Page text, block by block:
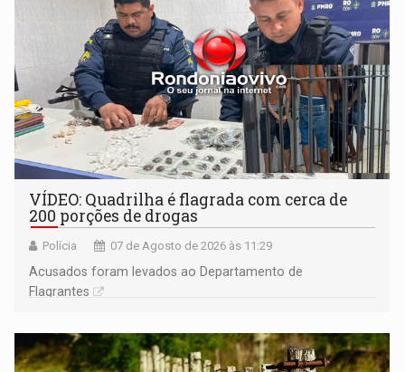
VÍDEO: Quadrilha é flagrada com cerca de
200 porções de drogas
Polícia 07 de Agosto de 2026 às 11:29
Acusados foram levados ao Departamento de
Flagrantes